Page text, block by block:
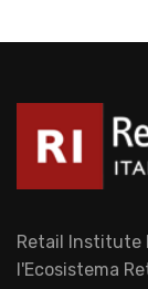
Retail Institute
l'Ecosistema